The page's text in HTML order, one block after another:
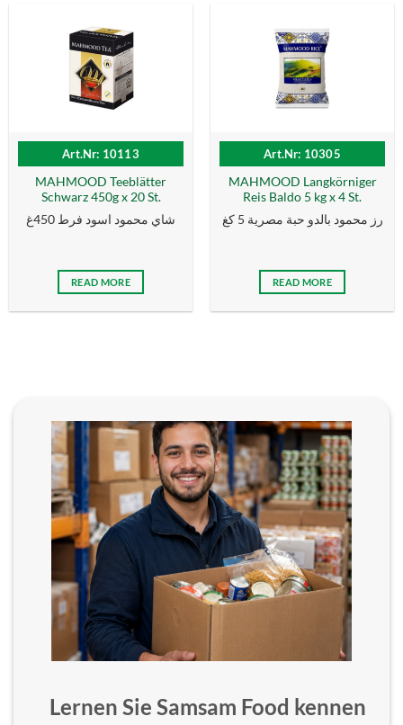
Art.Nr: 10113
MAHMOOD Teeblätter
Schwarz 450g x 20 St.
شاي محمود اسود فرط 450غ
READ MORE
Art.Nr: 10305
MAHMOOD Langkörniger
Reis Baldo 5 kg x 4 St.
رز محمود بالدو حبة مصرية 5 كغ
READ MORE
Lernen Sie Samsam Food kennen